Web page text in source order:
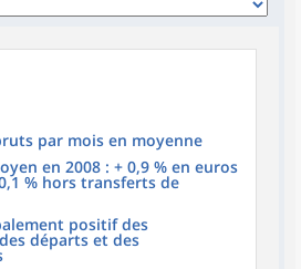
par mois en moyenne
en 2008 : + 0,9 % en euros
% hors transferts de
positif des
départs et des